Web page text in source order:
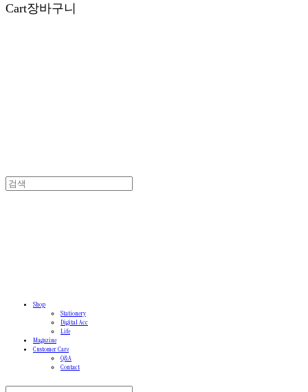
Cart장바구니
Shop
Stationery
Digital Acc
Life
Magazine
Customer Care
Q&A
Contact